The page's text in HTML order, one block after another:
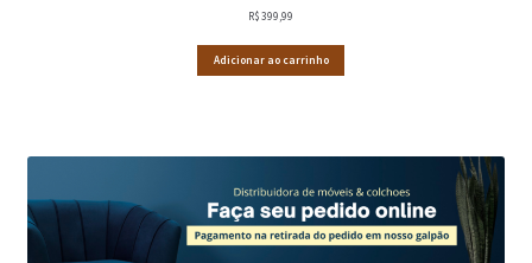
R$399,99
Adicionar ao carrinho